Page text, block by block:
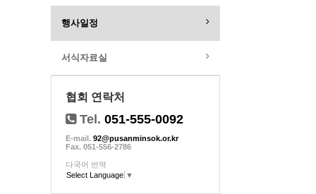
행사일정
서식자료실
협회 연락처
Tel. 051-555-0092
E-mail. 92@pusanminsok.or.kr
Fax. 051-556-2786
다국어 번역
Select Language ▼